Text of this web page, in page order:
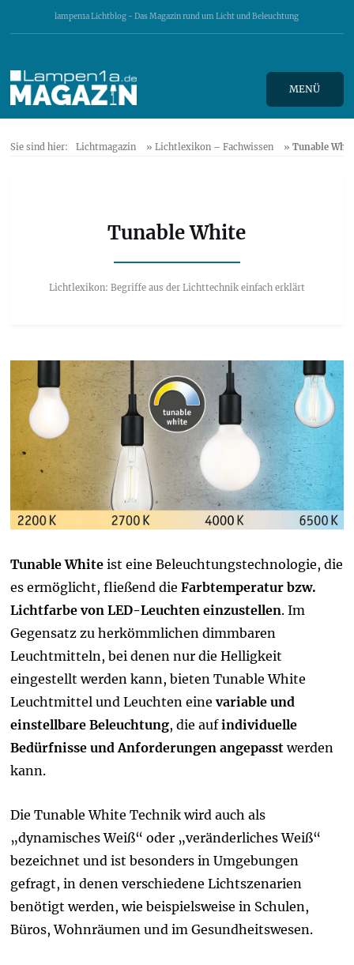
lampen1a Lichtblog - Das Magazin rund um Licht und Beleuchtung
MENÜ
Sie sind hier: Lichtmagazin »Lichtlexikon – Fachwissen »Tunable
Tunable White
Lichtlexikon: Begriffe aus der Lichttechnik einfach erklärt
Tunable White ist eine Beleuchtungstechnologie, die
es ermöglicht, fließend dieFarbtemperatur bzw.
Lichtfarbe von LED-Leuchten einzustellen. Im
Gegensatz zu herkömmlichen dimmbaren
Leuchtmitteln, bei denen nur die Helligkeit
eingestellt werden kann, bieten Tunable White
Leuchtmittel und Leuchten einevariable und
einstellbare Beleuchtung, die aufindividuelle
Bedürfnisse und Anforderungen angepasstwerden
kann.
Die Tunable White Technik wird auch als
„dynamisches Weiß“ oder „veränderliches Weiß“
bezeichnet und ist besonders in Umgebungen
gefragt, in denen verschiedene Lichtszenarien
benötigt werden, wie beispielsweise in Schulen,
Büros, Wohnräumen und im Gesundheitswesen.